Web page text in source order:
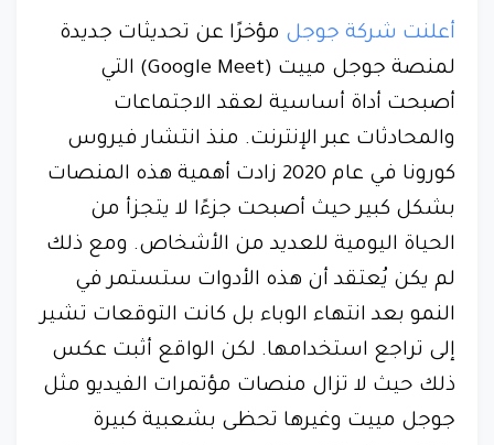
أعلنت شركة جوجل مؤخرًا عن تحديثات جديدة
لمنصة جوجل مييت (Google Meet) التي
أصبحت أداة أساسية لعقد الاجتماعات
والمحادثات عبر الإنترنت. منذ انتشار فيروس
كورونا في عام 2020 زادت أهمية هذه المنصات
بشكل كبير حيث أصبحت جزءًا لا يتجزأ من
الحياة اليومية للعديد من الأشخاص. ومع ذلك
لم يكن يُعتقد أن هذه الأدوات ستستمر في
النمو بعد انتهاء الوباء بل كانت التوقعات تشير
إلى تراجع استخدامها. لكن الواقع أثبت عكس
ذلك حيث لا تزال منصات مؤتمرات الفيديو مثل
جوجل مييت وغيرها تحظى بشعبية كبيرة